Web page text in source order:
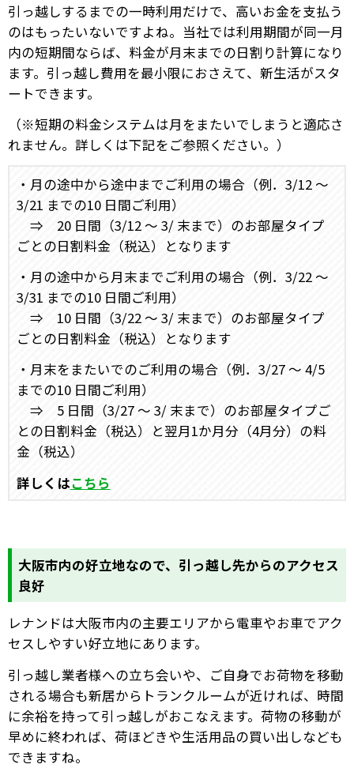
引っ越しするまでの一時利用だけで、高いお金を支払う
のはもったいないですよね。当社では利用期間が同一月
内の短期間ならば、料金が月末までの日割り計算になり
ます。引っ越し費用を最小限におさえて、新生活がスタ
ートできます。
（※短期の料金システムは月をまたいでしまうと適応さ
れません。詳しくは下記をご参照ください。）
・月の途中から途中までご利用の場合（例．3/12 ～
3/21 までの10 日間ご利用）
⇒ 20 日間（3/12 ～ 3/ 末まで）のお部屋タイプ
ごとの日割料金（税込）となります
・月の途中から月末までご利用の場合（例．3/22 ～
3/31 までの10 日間ご利用）
⇒ 10 日間（3/22 ～ 3/ 末まで）のお部屋タイプ
ごとの日割料金（税込）となります
・月末をまたいでのご利用の場合（例．3/27 ～ 4/5
までの10 日間ご利用）
⇒ 5 日間（3/27 ～ 3/ 末まで）のお部屋タイプご
との日割料金（税込）と翌月1か月分（4月分）の料
金（税込）
詳しくはこちら
大阪市内の好立地なので、引っ越し先からのアクセス
良好
レナンドは大阪市内の主要エリアから電車やお車でアク
セスしやすい好立地にあります。
引っ越し業者様への立ち会いや、ご自身でお荷物を移動
される場合も新居からトランクルームが近ければ、時間
に余裕を持って引っ越しがおこなえます。荷物の移動が
早めに終われば、荷ほどきや生活用品の買い出しなども
できますね。